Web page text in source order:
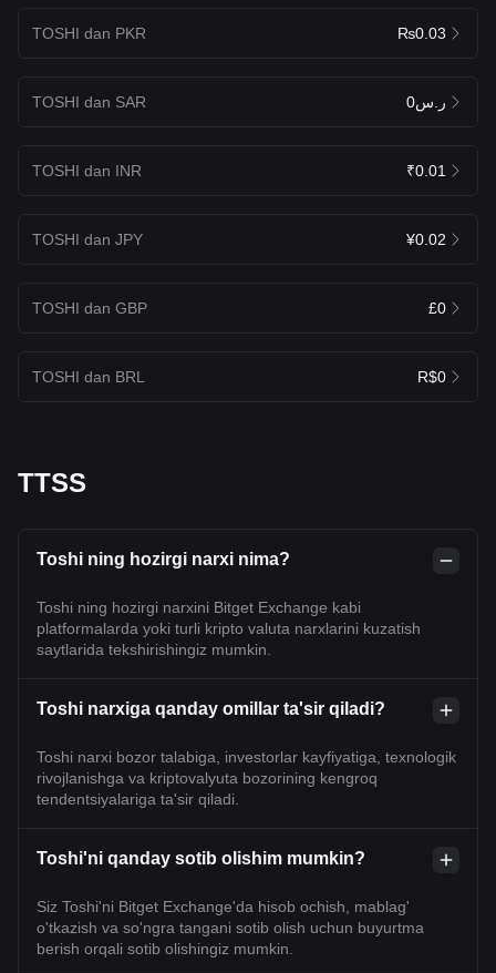
TOSHI dan PKR ₨0.03
TOSHI dan SAR ر.س0
TOSHI dan INR ₹0.01
TOSHI dan JPY ¥0.02
TOSHI dan GBP £0
TOSHI dan BRL R$0
TTSS
Toshi ning hozirgi narxi nima?
Toshi ning hozirgi narxini Bitget Exchange kabi
platformalarda yoki turli kripto valuta narxlarini kuzatish
saytlarida tekshirishingiz mumkin.
Toshi narxiga qanday omillar ta'sir qiladi?
Toshi narxi bozor talabiga, investorlar kayfiyatiga, texnologik
rivojlanishga va kriptovalyuta bozorining kengroq
tendentsiyalariga ta'sir qiladi.
Toshi'ni qanday sotib olishim mumkin?
Siz Toshi'ni Bitget Exchange'da hisob ochish, mablag'
o'tkazish va so'ngra tangani sotib olish uchun buyurtma
berish orqali sotib olishingiz mumkin.